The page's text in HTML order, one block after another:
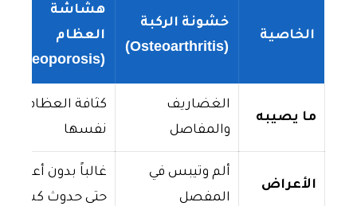
الخاصية
خشونة الركبة
(Osteoarthritis)
هشاشة
العظام
(Osteoporosis)
ما يصيبه
الغضاريف
والمفاصل
كثافة العظام
نفسها
الأعراض
ألم وتيبس في
المفصل
غالباً بدون أعراض
حتى حدوث كسر